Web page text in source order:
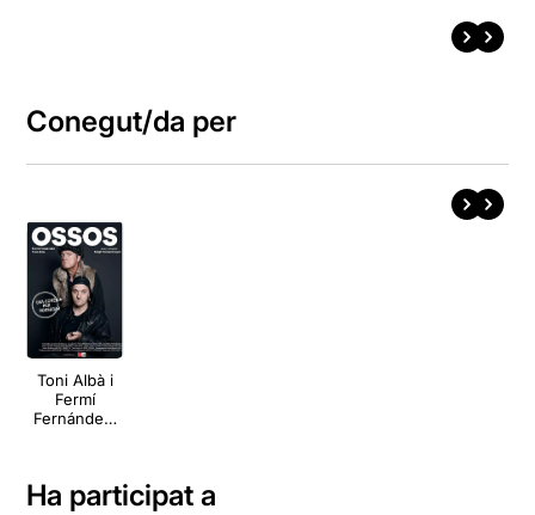
Conegut/da per
Toni Albà i
Fermí
Fernández:
Ha participat a